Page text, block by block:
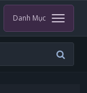
Danh Mục